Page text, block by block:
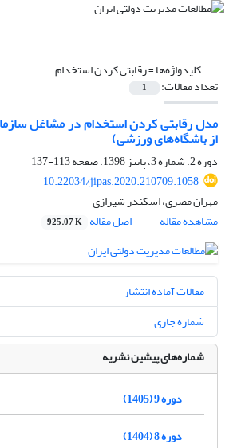
کلیدواژه‌ها =رقابتی کردن استخدام
تعداد مقالات: 1
مدل رقابتی کردن استخدام در مشاغل
از باشگاه‌های ورزشی)
دوره 2، شماره 3، پاییز 1398، صفحه
113-137
10.22034/jipas.2020.210709.1058
مهران مصری، اسکندر شیرازی
مشاهده مقاله
اصل مقاله 925.07 K
مقالات آماده انتشار
شماره جاری
شماره‌های پیشین نشریه
دوره 9 (1405)
دوره 8 (1404)